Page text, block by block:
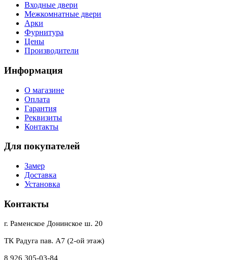
Входные двери
Межкомнатные двери
Арки
Фурнитура
Цены
Производители
Информация
О магазине
Оплата
Гарантия
Реквизиты
Контакты
Для покупателей
Замер
Доставка
Установка
Контакты
г. Раменское Донинское ш. 20
ТК Радуга пав. А7 (2-ой этаж)
8 926 305-03-84